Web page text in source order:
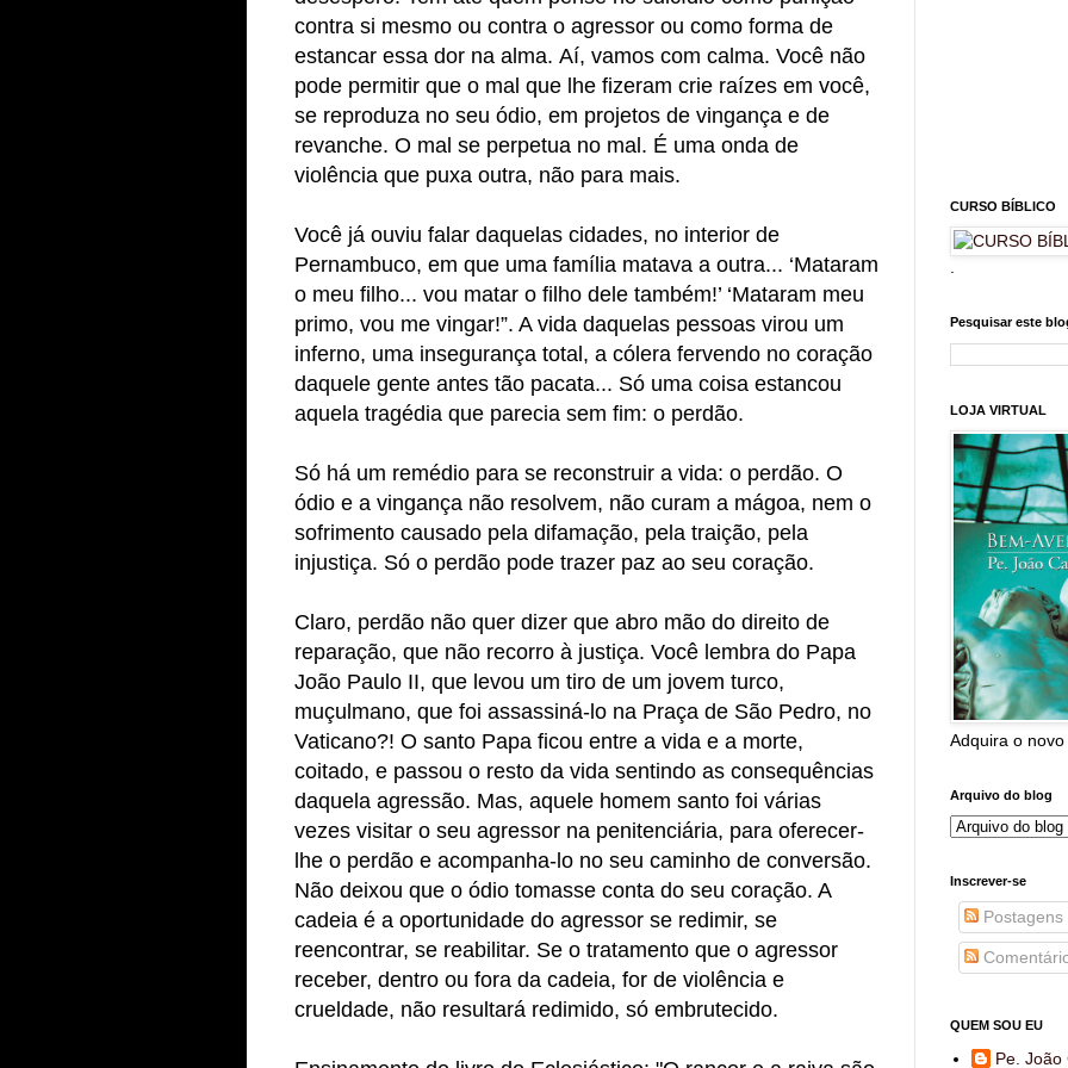
contra si mesmo ou contra o agressor ou como forma de
estancar essa dor na alma. Aí, vamos com calma. Você não
pode permitir que o mal que lhe fizeram crie raízes em você,
se reproduza no seu ódio, em projetos de vingança e de
revanche. O mal se perpetua no mal. É uma onda de
violência que puxa outra, não para mais.
Você já ouviu falar daquelas cidades, no interior de
Pernambuco, em que uma família matava a outra... ‘Mataram
o meu filho... vou matar o filho dele também!’ ‘Mataram meu
primo, vou me vingar!”. A vida daquelas pessoas virou um
inferno, uma insegurança total, a cólera fervendo no coração
daquele gente antes tão pacata... Só uma coisa estancou
aquela tragédia que parecia sem fim: o perdão.
Só há um remédio para se reconstruir a vida: o perdão. O
ódio e a vingança não resolvem, não curam a mágoa, nem o
sofrimento causado pela difamação, pela traição, pela
injustiça. Só o perdão pode trazer paz ao seu coração.
Claro, perdão não quer dizer que abro mão do direito de
reparação, que não recorro à justiça. Você lembra do Papa
João Paulo II, que levou um tiro de um jovem turco,
muçulmano, que foi assassiná-lo na Praça de São Pedro, no
Vaticano?! O santo Papa ficou entre a vida e a morte,
coitado, e passou o resto da vida sentindo as consequências
daquela agressão. Mas, aquele homem santo foi várias
vezes visitar o seu agressor na penitenciária, para oferecer-
lhe o perdão e acompanha-lo no seu caminho de conversão.
Não deixou que o ódio tomasse conta do seu coração. A
cadeia é a oportunidade do agressor se redimir, se
reencontrar, se reabilitar. Se o tratamento que o agressor
receber, dentro ou fora da cadeia, for de violência e
crueldade, não resultará redimido, só embrutecido.
CURSO BÍBLICO
Pesquisar este
LOJA VIRTUAL
Adquira o
Arquivo do blog
Inscrever-se
Postagens
QUEM SOU EU
Pe. João